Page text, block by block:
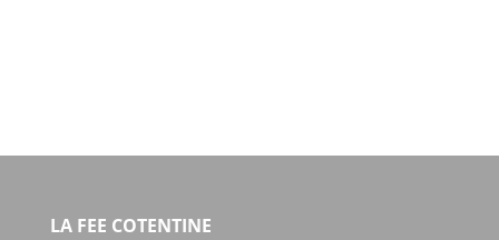
LA FEE COTENTINE